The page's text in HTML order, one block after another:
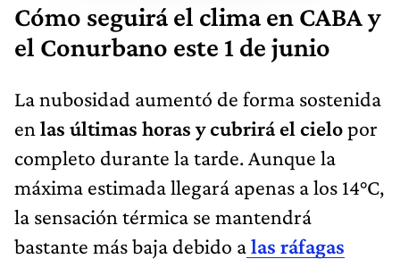
Cómo seguirá el clima en CABA y
el Conurbano este 1 de junio
La nubosidad aumentó de forma sostenida
en las últimas horas y cubrirá el cielopor
completo durante la tarde. Aunque la
máxima estimada llegará apenas a los 14°C,
la sensación térmica se mantendrá
bastante más baja debido alas ráfagas